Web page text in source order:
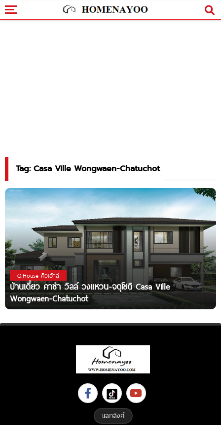
Tag: Casa Ville Wongwaen-Chatuchot
Q.House คิวเฮ้าส์
บ้านเดี่ยว คาซ่า วิลล์ วงแหวน-จตุโชติ Casa Ville
Wongwaen-Chatuchot
แลกลิงค์